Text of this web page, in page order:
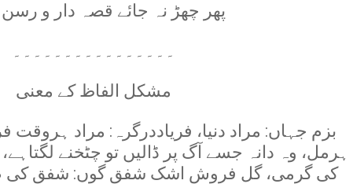
پھر چھڑ نہ جائے قصہ دار و
۔۔۔۔۔۔۔۔۔۔۔۔۔۔۔۔
مشکل الفاظ کے معنی
بزم جہاں: مراد دنیا، فریاددرگرہ: مراد ہروقت
ہرمل، وہ دانہ جسے آگ پر ڈالیں تو چٹخنے
کی گرمی، گل فروش اشک شفق گوں: شفق کی